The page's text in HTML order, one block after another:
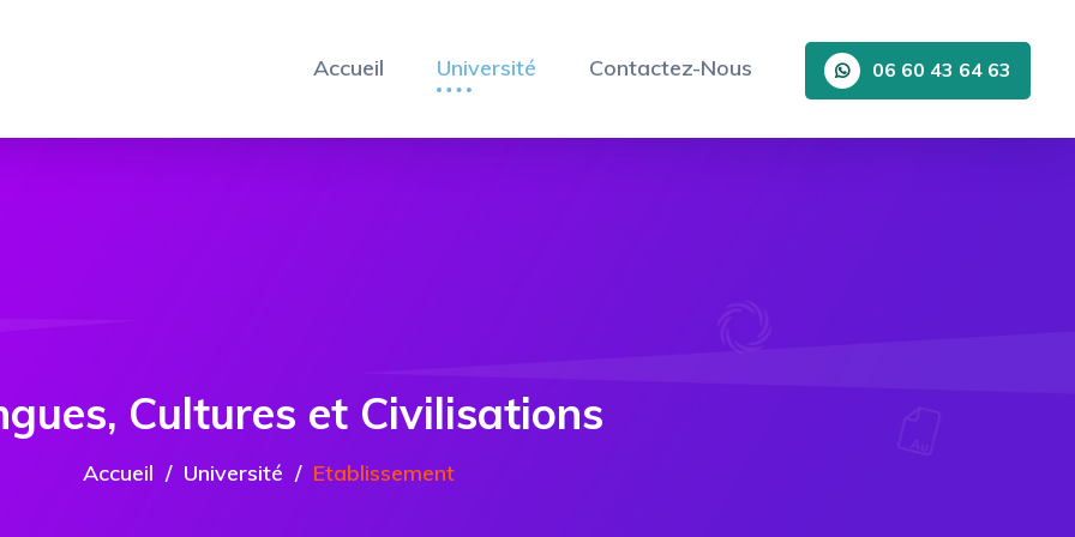
Accueil Université Contactez-Nous 06 60 43 64 63
Cultures et Civilisations
Accueil Université Etablissement